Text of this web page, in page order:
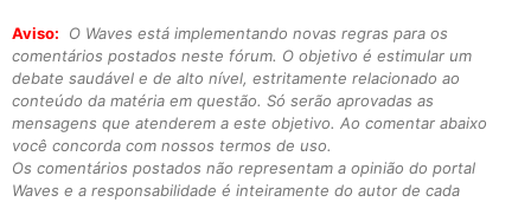
Aviso:
O Waves está implementando novas regras para os
comentários postados neste fórum. O objetivo é estimular um
debate saudável e de alto nível, estritamente relacionado ao
conteúdo da matéria em questão. Só serão aprovadas as
mensagens que atenderem a este objetivo. Ao comentar abaixo
você concorda com nossos termos de uso.
Os comentários postados não representam a opinião do portal
Waves e a responsabilidade é inteiramente do autor de cada